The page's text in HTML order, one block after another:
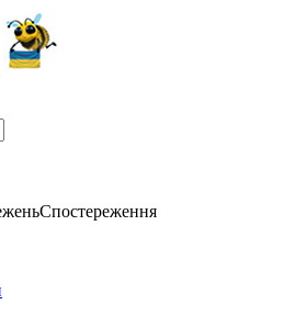
Спостереження